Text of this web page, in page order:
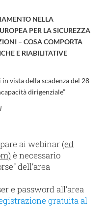
NELLA
PER LA SICUREZZA
– COSA COMPORTA
E RIABILITATIVE
vista della scadenza del 28
dirigenziale”
ai webinar (ed
è necessario
dell’area
e password all’area
gratuita al